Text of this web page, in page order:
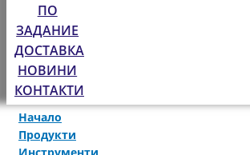
ПО
ЗАДАНИЕ
ДОСТАВКА
НОВИНИ
КОНТАКТИ
Начало
Продукти